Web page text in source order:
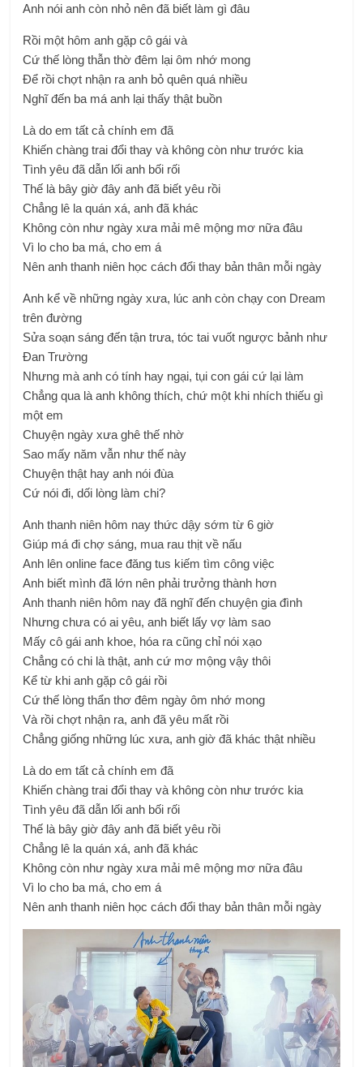
Anh nói anh còn nhỏ nên đã biết làm gì đâu
Rồi một hôm anh gặp cô gái và
Cứ thế lòng thẫn thờ đêm lại ôm nhớ mong
Để rồi chợt nhận ra anh bỏ quên quá nhiều
Nghĩ đến ba má anh lại thấy thật buồn
Là do em tất cả chính em đã
Khiến chàng trai đổi thay và không còn như trước kia
Tình yêu đã dẫn lối anh bối rối
Thế là bây giờ đây anh đã biết yêu rồi
Chẳng lê la quán xá, anh đã khác
Không còn như ngày xưa mải mê mộng mơ nữa đâu
Vì lo cho ba má, cho em á
Nên anh thanh niên học cách đổi thay bản thân mỗi ngày
Anh kể về những ngày xưa, lúc anh còn chạy con Dream
trên đường
Sửa soạn sáng đến tận trưa, tóc tai vuốt ngược bảnh như
Đan Trường
Nhưng mà anh có tính hay ngại, tụi con gái cứ lại làm
Chẳng qua là anh không thích, chứ một khi nhích thiếu gì
một em
Chuyện ngày xưa ghê thế nhờ
Sao mấy năm vẫn như thế này
Chuyện thật hay anh nói đùa
Cứ nói đi, dối lòng làm chi?
Anh thanh niên hôm nay thức dậy sớm từ 6 giờ
Giúp má đi chợ sáng, mua rau thịt về nấu
Anh lên online face đăng tus kiếm tìm công việc
Anh biết mình đã lớn nên phải trưởng thành hơn
Anh thanh niên hôm nay đã nghĩ đến chuyện gia đình
Nhưng chưa có ai yêu, anh biết lấy vợ làm sao
Mấy cô gái anh khoe, hóa ra cũng chỉ nói xạo
Chẳng có chi là thật, anh cứ mơ mộng vậy thôi
Kể từ khi anh gặp cô gái rồi
Cứ thế lòng thẩn thơ đêm ngày ôm nhớ mong
Và rồi chợt nhận ra, anh đã yêu mất rồi
Chẳng giống những lúc xưa, anh giờ đã khác thật nhiều
Là do em tất cả chính em đã
Khiến chàng trai đổi thay và không còn như trước kia
Tình yêu đã dẫn lối anh bối rối
Thế là bây giờ đây anh đã biết yêu rồi
Chẳng lê la quán xá, anh đã khác
Không còn như ngày xưa mải mê mộng mơ nữa đâu
Vì lo cho ba má, cho em á
Nên anh thanh niên học cách đổi thay bản thân mỗi ngày